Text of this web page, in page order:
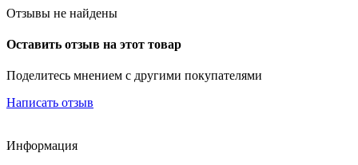
Отзывы не найдены
Оставить отзыв на этот товар
Поделитесь мнением с другими покупателями
Написать отзыв
Информация